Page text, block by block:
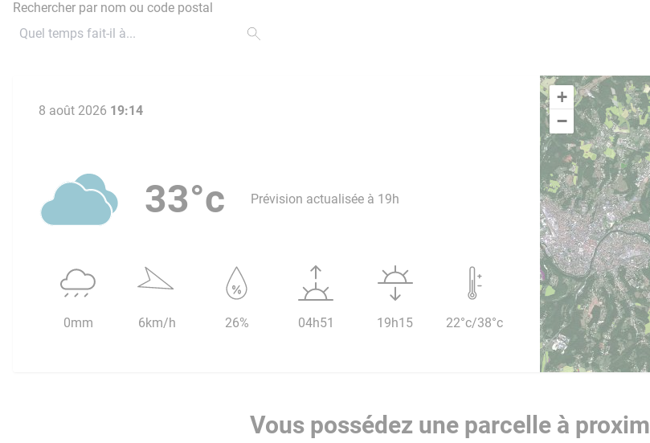
Rechercher par nom ou code postal
+
−
8 août 2026 19:14
33°c Prévision actualisée à 19h
0mm 6km/h 26% 04h51 19h15 22°c/38°c
Vous possédez une parcelle à